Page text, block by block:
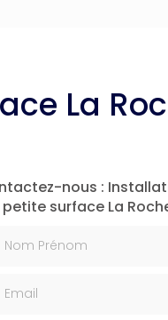
La
nous :
petite surface La